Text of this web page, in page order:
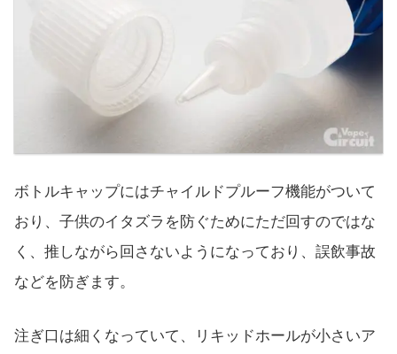
ボトルキャップにはチャイルドプルーフ機能がついて
おり、子供のイタズラを防ぐためにただ回すのではな
く、推しながら回さないようになっており、誤飲事故
などを防ぎます。
注ぎ口は細くなっていて、リキッドホールが小さいア